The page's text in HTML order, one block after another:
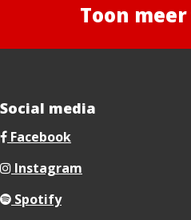
Toon
Social media
Facebook
Instagram
Spotify